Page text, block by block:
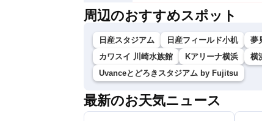
周辺のおすすめスポット
日産スタジアム 日産フィールド小机 夢
カワスイ 川崎水族館
Kアリーナ横浜 横
Uvanceとどろきスタジアム by Fujitsu
最新のお天気ニュース